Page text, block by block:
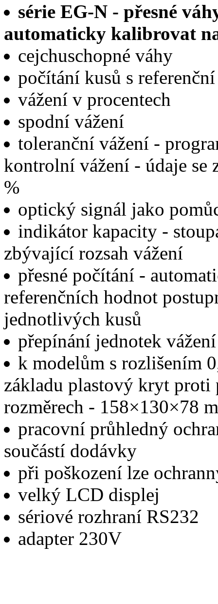
série EG-N - přesné
automaticky kalibrovat
cejchuschopné váhy
počítání kusů s
vážení v procentech
spodní vážení
toleranční vážení -
kontrolní vážení - údaje se
%
optický signál jako
indikátor kapacity -
zbývající rozsah vážení
přesné počítání -
referenčních hodnot
jednotlivých kusů
přepínání jednotek vážení
k modelům s rozlišením
základu plastový kryt proti
rozměrech - 158×130×78
pracovní průhledný
součástí dodávky
při poškození lze
velký LCD displej
sériové rozhraní RS232
adapter 230V